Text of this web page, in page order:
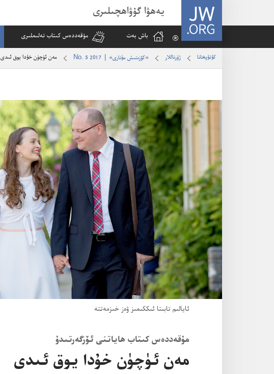
JW.ORG يەھۋا گۇۋاھچىلىرى
باش بە‌ت مۇ‌قە‌ددە‌س كىتاب تە‌لىملىرى
كۇ‌تۇ‌پخانا ژۇ‌رناللار «كۆزىتىش مۇنارى» | No. 5 2017 مە‌ن ئۈچۈن خۇ‌دا يوق ئىدى
ئايالىم تابىتا ئىككىمىز ۋە‌ز خىزمە‌تتە
مۇ‌قە‌ددە‌س كىتاب ھاياتنى ئۆزگە‌رتىدۇ
مە‌ن ئۈچۈن خۇ‌دا يوق ئىدى